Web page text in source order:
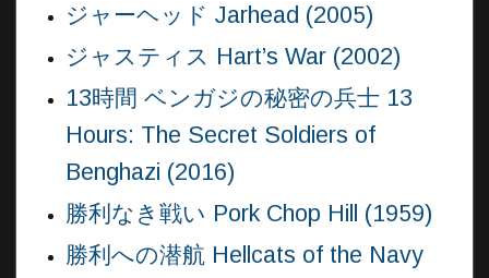
ジャーヘッド Jarhead (2005)
ジャスティス Hart’s War (2002)
13時間 ベンガジの秘密の兵士 13
Hours: The Secret Soldiers of
Benghazi (2016)
勝利なき戦い Pork Chop Hill (1959)
勝利への潜航 Hellcats of the Navy